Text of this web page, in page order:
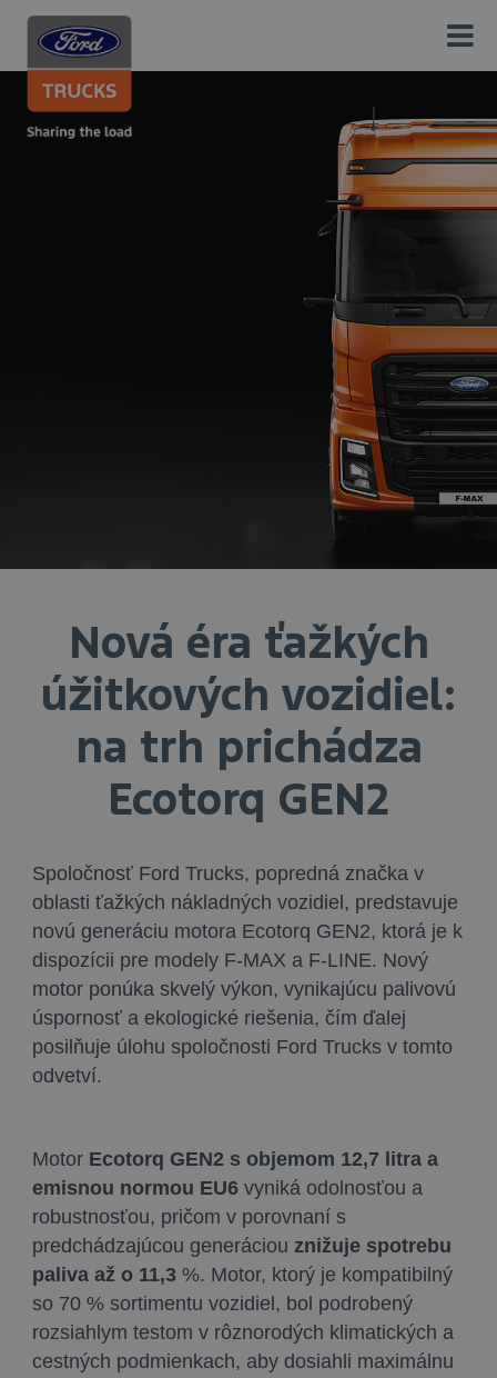
Nová éra ťažkých
úžitkových vozidiel:
na trh prichádza
Ecotorq GEN2
Spoločnosť Ford Trucks, popredná značka v
oblasti ťažkých nákladných vozidiel, predstavuje
novú generáciu motora Ecotorq GEN2, ktorá je k
dispozícii pre modely F-MAX a F-LINE. Nový
motor ponúka skvelý výkon, vynikajúcu palivovú
úspornosť a ekologické riešenia, čím ďalej
posilňuje úlohu spoločnosti Ford Trucks v tomto
odvetví.
Motor Ecotorq GEN2 s objemom 12,7 litra a
emisnou normou EU6vyniká odolnosťou a
robustnosťou, pričom v porovnaní s
predchádzajúcou generáciou znižuje spotrebu
paliva až o 11,3%. Motor, ktorý je kompatibilný
so 70 % sortimentu vozidiel, bol podrobený
rozsiahlym testom v rôznorodých klimatických a
cestných podmienkach, aby dosiahli maximálnu